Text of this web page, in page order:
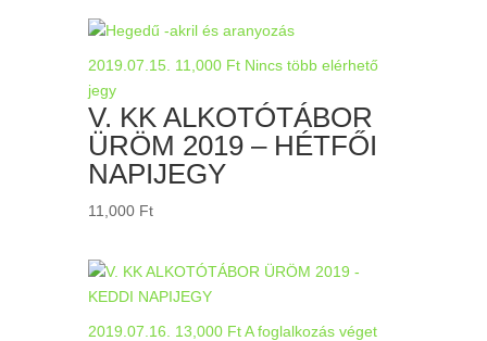
2019.07.15. 11,000 Ft Nincs több elérhető
jegy
V. KK ALKOTÓTÁBOR
ÜRÖM 2019 – HÉTFŐI
NAPIJEGY
11,000 Ft
2019.07.16. 13,000 Ft A foglalkozás véget